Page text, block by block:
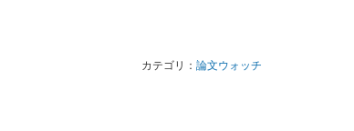
カテゴリ： 論文ウォッチ